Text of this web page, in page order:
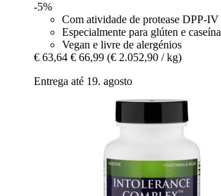
-5%
Com atividade de protease DPP-IV
Especialmente para glúten e caseína
Vegan e livre de alergénios
€ 63,64 € 66,99 (€ 2.052,90 / kg)
Entrega até 19. agosto